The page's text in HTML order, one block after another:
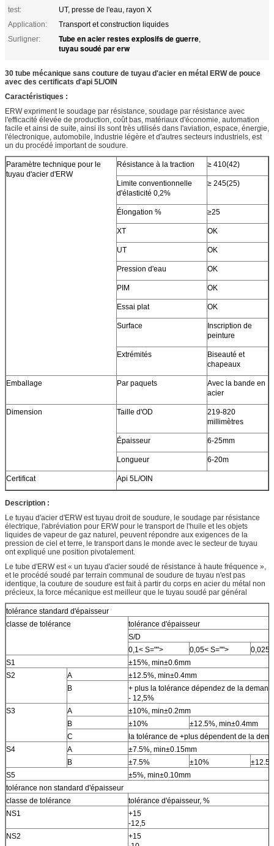
test:
UT, presse de l'eau, rayon X
Application:
Transport et construction liquides
Surligner:
Tube en acier restes explosifs de guerre,
tuyau soudé par erw
30 tube mécanique sans couture de tuyau d'acier en métal ERW de pouce
avec des certificats d'api 5L/OIN
Caractéristiques :
ERW expriment le soudage par résistance, soudage par résistance avec
l'efficacité élevée de production, coût bas, matériaux d'économie, automation
facile et ainsi de suite, ainsi ils sont très utilisés dans l'aviation, espace, énergie,
l'électronique, automobile, industrie légère et d'autres secteurs industriels, est
un du procédé important de soudure.
Paramètre technique pour le
tuyau d'acier d'ERW
Résistance à la traction ≥ 410(42)
Limite conventionnelle
d'élasticité 0,2%
≥ 245(25)
Élongation % ≥25
XT OK
UT OK
Pression d'eau OK
PIM OK
Essai plat OK
Surface
Inscription de
peinture
Extrémités
Biseauté et
chapeaux
Emballage Par paquets
Avec la bande en
acier
Dimension Taille d'OD
219-820
millimètres
Épaisseur 6-25mm
Longueur 6-20m
Certificat Api 5L/OIN
Description :
Le tuyau d'acier d'ERW est tuyau droit de soudure, le soudage par résistance
électrique, l'abréviation pour ERW pour le transport de l'huile et les objets
liquides de vapeur de gaz naturel, peuvent répondre aux exigences de la
pression de ciel et terre, le transport dans le monde avec le secteur de tuyau
ont expliqué une position pivotalement.
Le tube d'ERW est « un tuyau d'acier soudé de résistance à haute fréquence »,
et le procédé soudé par terrain communal de soudure de tuyau n'est pas
identique, la couture de soudure est fait à partir du corps en acier du métal non
précieux, la force mécanique est meilleur que le tuyau soudé par général
tolérance standard d'épaisseur
classe de tolérance
tolérance d'épaisseur
S/D
0,1< S="">
0,05< S="">
S1
±15%, min±0.6mm
S2
A
±12.5%, min±0.4mm
B
+ plus la tolérance dépendez de la
- 12,5%
S3
A
±10%, min±0.2mm
B
±10%
±12.5%, min±0.4mm
C
la tolérance de +plus dépendent de la
S4
A
±7.5%, min±0.15mm
B
±7.5% ±10%
S5
±5%, min±0.10mm
tolérance non standard d'épaisseur
classe de tolérance
tolérance d'épaisseur, %
NS1
+15
-12,5
NS2
+15